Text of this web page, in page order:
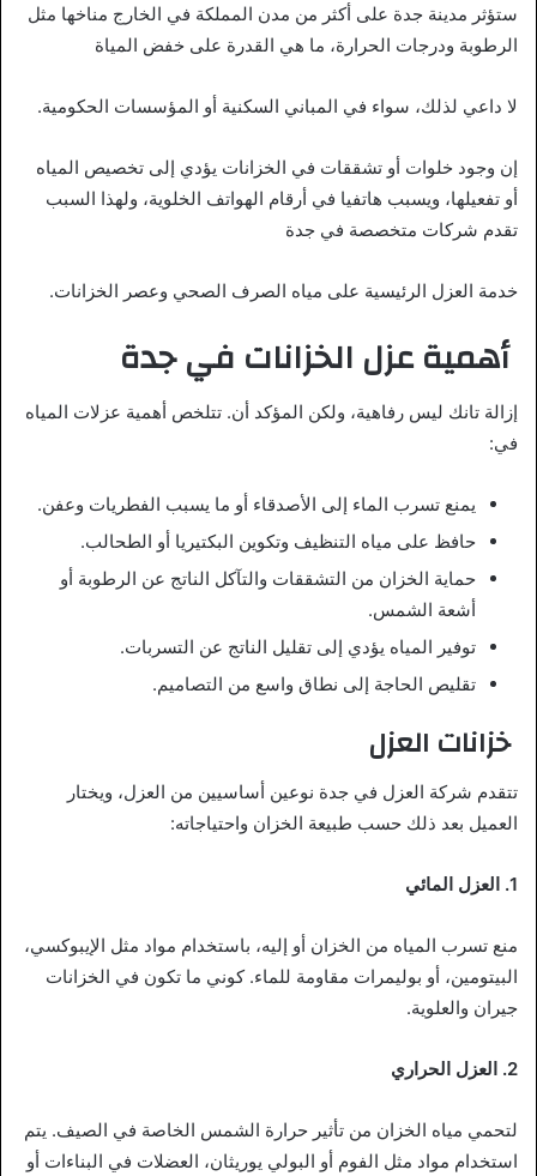
ستؤثر مدينة جدة على أكثر من مدن المملكة في الخارج مناخها مثل
الرطوبة ودرجات الحرارة، ما هي القدرة على خفض المياة
لا داعي لذلك، سواء في المباني السكنية أو المؤسسات الحكومية.
إن وجود خلوات أو تشققات في الخزانات يؤدي إلى تخصيص المياه
أو تفعيلها، ويسبب هاتفيا في أرقام الهواتف الخلوية، ولهذا السبب
تقدم شركات متخصصة في جدة
خدمة العزل الرئيسية على مياه الصرف الصحي وعصر الخزانات.
أهمية عزل الخزانات في جدة
إزالة تانك ليس رفاهية، ولكن المؤكد أن. تتلخص أهمية عزلات المياه
في:
يمنع تسرب الماء إلى الأصدقاء أو ما يسبب الفطريات وعفن.
حافظ على مياه التنظيف وتكوين البكتيريا أو الطحالب.
حماية الخزان من التشققات والتآكل الناتج عن الرطوبة أو
أشعة الشمس.
توفير المياه يؤدي إلى تقليل الناتج عن التسربات.
تقليص الحاجة إلى نطاق واسع من التصاميم.
خزانات العزل
تتقدم شركة العزل في جدة نوعين أساسيين من العزل، ويختار
العميل بعد ذلك حسب طبيعة الخزان واحتياجاته:
1. العزل المائي
منع تسرب المياه من الخزان أو إليه، باستخدام مواد مثل الإيبوكسي،
البيتومين، أو بوليمرات مقاومة للماء. كوني ما تكون في الخزانات
جيران والعلوية.
2. العزل الحراري
لتحمي مياه الخزان من تأثير حرارة الشمس الخاصة في الصيف. يتم
استخدام مواد مثل الفوم أو البولي يوريثان، العضلات في البناءات أو